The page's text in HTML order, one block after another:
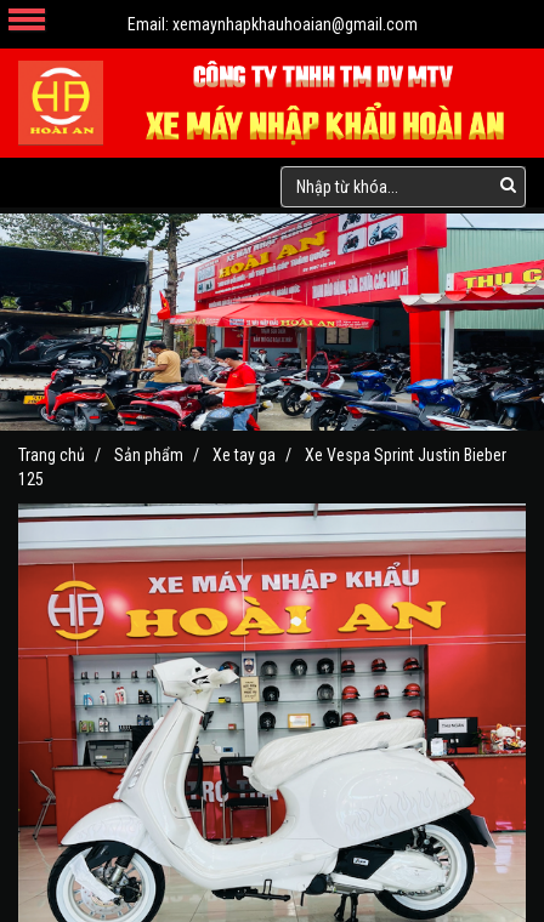
Email: xemaynhapkhauhoaian@gmail.com
Trang chủ Sản phẩm Xe tay ga
Xe Vespa Sprint Justin Bieber
125